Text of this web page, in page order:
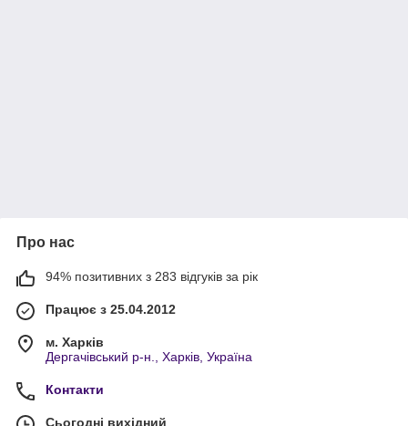
Про нас
94% позитивних з 283 відгуків за рік
Працює з 25.04.2012
м. Харків
Дергачівський р-н., Харків, Україна
Контакти
Сьогодні вихідний